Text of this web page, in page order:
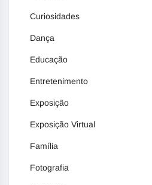
Curiosidades
Dança
Educação
Entretenimento
Exposição
Exposição Virtual
Família
Fotografia